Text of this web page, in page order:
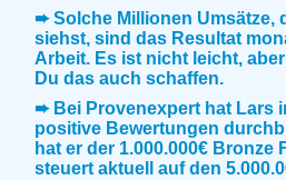
➨ Solche Millionen Umsätze,
siehst, sind das Resultat
Arbeit. Es ist nicht leicht,
Du das auch schaffen.
➨ Bei Provenexpert hat Lars
positive Bewertungen
hat er der 1.000.000€ Bronze
steuert aktuell auf den